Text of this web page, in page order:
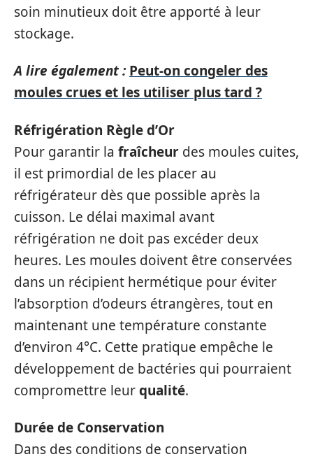
soin minutieux doit être apporté à leur
stockage.
A lire également : Peut-on congeler des
moules crues et les utiliser plus tard ?
Réfrigération Règle d’Or
Pour garantir la fraîcheur des moules cuites,
il est primordial de les placer au
réfrigérateur dès que possible après la
cuisson. Le délai maximal avant
réfrigération ne doit pas excéder deux
heures. Les moules doivent être conservées
dans un récipient hermétique pour éviter
l’absorption d’odeurs étrangères, tout en
maintenant une température constante
d’environ 4°C. Cette pratique empêche le
développement de bactéries qui pourraient
compromettre leurqualité.
Durée de Conservation
Dans des conditions de conservation